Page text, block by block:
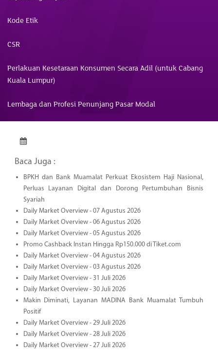
Kode Etik
CSR
Perlakuan Kesetaraan Konsumen Secara Adil (untuk Cabang
Kuala Lumpur)
Lembaga dan Profesi Penunjang Pasar Modal
Baca Juga :
BPKH dan Bank Muamalat Perkuat Ekosistem Haji Nasional,
Perluas Layanan Digital dan Dorong Pertumbuhan Bisnis
Syariah
Daily Market Overview - 07 Agustus 2026
Daily Market Overview - 06 Agustus 2026
Daily Market Overview - 05 Agustus 2026
Promo Cashback Instan Hingga Rp150.000 di Tiket.com
Daily Market Overview - 04 Agustus 2026
Daily Market Overview - 03 Agustus 2026
Daily Market Overview - 31 Juli 2026
Daily Market Overview - 30 Juli 2026
Makin Diminati, Layanan MADINA Bank Muamalat Tumbuh
Positif
Daily Market Overview - 29 Juli 2026
Daily Market Overview - 28 Juli 2026
Daily Market Overview - 27 Juli 2026